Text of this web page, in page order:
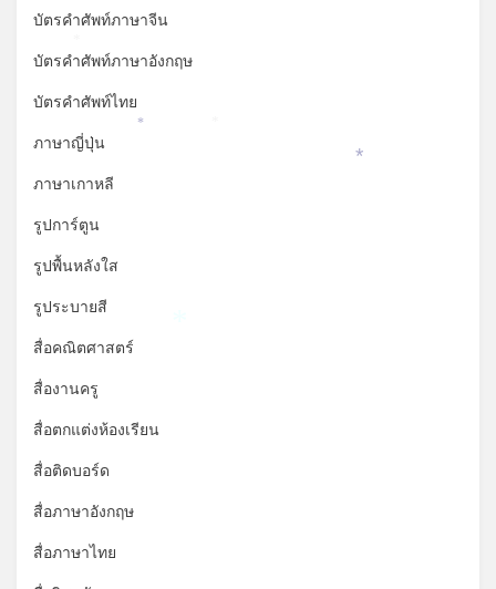
บัตรคำศัพท์ภาษาจีน
บัตรคำศัพท์ภาษาอังกฤษ
บัตรคำศัพท์ไทย
ภาษาญี่ปุ่น
ภาษาเกาหลี
รูปการ์ตูน
รูปพื้นหลังใส
รูประบายสี
สื่อคณิตศาสตร์
สื่องานครู
สื่อตกแต่งห้องเรียน
สื่อติดบอร์ด
สื่อภาษาอังกฤษ
สื่อภาษาไทย